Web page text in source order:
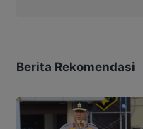
Berita Rekomendasi